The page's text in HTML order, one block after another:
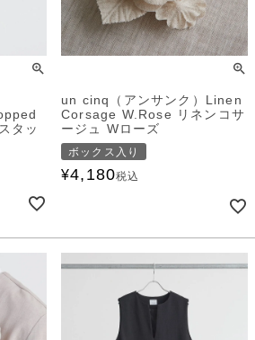
タッ
un cinq（アンサンク）Linen
Corsage W.Rose リネンコサ
ージュ Wローズ
ボックス入り
¥4,180税込